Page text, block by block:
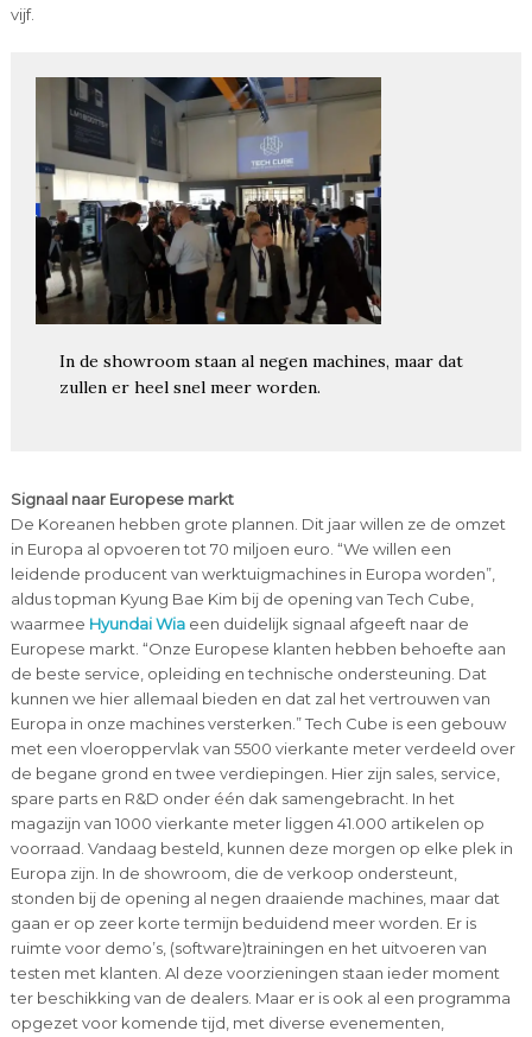
vijf.
In de showroom staan al negen machines, maar dat
zullen er heel snel meer worden.
Signaal naar Europese markt
De Koreanen hebben grote plannen. Dit jaar willen ze de omzet
in Europa al opvoeren tot 70 miljoen euro. “We willen een
leidende producent van werktuigmachines in Europa worden”,
aldus topman Kyung Bae Kim bij de opening van Tech Cube,
waarmee Hyundai Wiaeen duidelijk signaal afgeeft naar de
Europese markt. “Onze Europese klanten hebben behoefte aan
de beste service, opleiding en technische ondersteuning. Dat
kunnen we hier allemaal bieden en dat zal het vertrouwen van
Europa in onze machines versterken.” Tech Cube is een gebouw
met een vloeroppervlak van 5500 vierkante meter verdeeld over
de begane grond en twee verdiepingen. Hier zijn sales, service,
spare parts en R&D onder één dak samengebracht. In het
magazijn van 1000 vierkante meter liggen 41.000 artikelen op
voorraad. Vandaag besteld, kunnen deze morgen op elke plek in
Europa zijn. In de showroom, die de verkoop ondersteunt,
stonden bij de opening al negen draaiende machines, maar dat
gaan er op zeer korte termijn beduidend meer worden. Er is
ruimte voor demo’s, (software)trainingen en het uitvoeren van
testen met klanten. Al deze voorzieningen staan ieder moment
ter beschikking van de dealers. Maar er is ook al een programma
opgezet voor komende tijd, met diverse evenementen,